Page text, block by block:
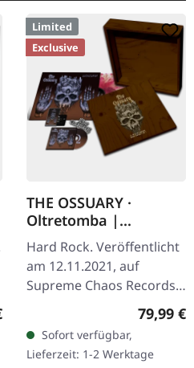
Preis:
Limited
Exclusive
THE OSSUARY ·
Oltretomba |
WOODEN LP/CD/TAPE
BOX
Hard Rock. Veröffentlicht
am 12.11.2021, auf
Supreme Chaos Records.
Extrem schwere braune
Holzbox mit Logo und
Nummerierung, limitiert
auf nur 100…
79,99 €
Sofort verfügbar,
Lieferzeit: 1-2 Werktage